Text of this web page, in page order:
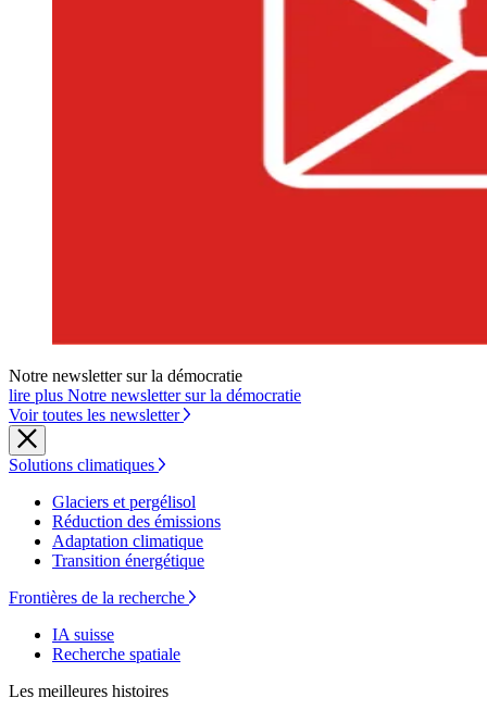
Notre newsletter sur la démocratie
lire plus Notre newsletter sur la démocratie
Voir toutes les newsletter
Solutions climatiques
Glaciers et pergélisol
Réduction des émissions
Adaptation climatique
Transition énergétique
Frontières de la recherche
IA suisse
Recherche spatiale
Les meilleures histoires